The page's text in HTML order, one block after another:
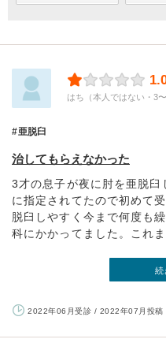
はち（本人ではない・3
亜脱臼
治してもらえなかった
3才の息子が夜に肘を亜脱臼
に指定されてたので初めて受
脱臼しやすく今まで何度も
科にかかってました。これ
続
2022年06月受診 / 2022年07月投稿